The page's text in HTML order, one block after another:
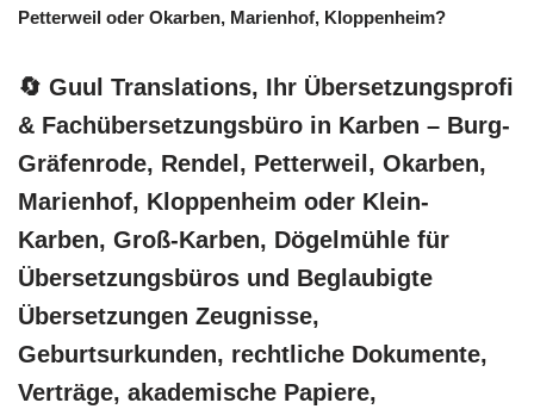
Petterweil oder Okarben, Marienhof, Kloppenheim?
🔄 Guul Translations, Ihr Übersetzungsprofi
& Fachübersetzungsbüro in Karben – Burg-
Gräfenrode, Rendel, Petterweil, Okarben,
Marienhof, Kloppenheim oder Klein-
Karben, Groß-Karben, Dögelmühle für
Übersetzungsbüros und Beglaubigte
Übersetzungen Zeugnisse,
Geburtsurkunden, rechtliche Dokumente,
Verträge, akademische Papiere,